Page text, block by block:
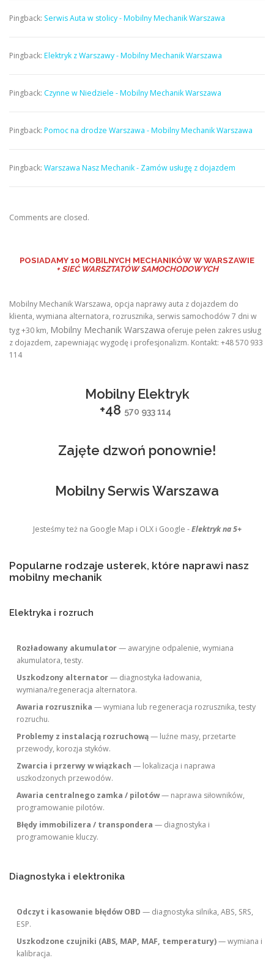
Pingback: Serwis Auta w stolicy - Mobilny Mechanik Warszawa
Pingback: Elektryk z Warszawy - Mobilny Mechanik Warszawa
Pingback: Czynne w Niedziele - Mobilny Mechanik Warszawa
Pingback: Pomoc na drodze Warszawa - Mobilny Mechanik Warszawa
Pingback: Warszawa Nasz Mechanik - Zamów usługę z dojazdem
Comments are closed.
POSIADAMY 10 MOBILNYCH MECHANIKÓW W WARSZAWIE
+ SIEĆ WARSZTATÓW SAMOCHODOWYCH
Mobilny Mechanik Warszawa, opcja naprawy auta z dojazdem do
klienta, wymiana alternatora, rozrusznika, serwis samochodów 7 dni w
tyg +30 km, Mobilny Mechanik Warszawa oferuje pełen zakres usług
z dojazdem, zapewniając wygodę i profesjonalizm. Kontakt: +48 570 933
114
Mobilny Elektryk
+48 570 933 114
Zajęte dzwoń ponownie!
Mobilny Serwis Warszawa
Jesteśmy też na Google Map i OLX i Google -Elektryk na 5+
Popularne rodzaje usterek, które naprawi nasz
mobilny mechanik
Elektryka i rozruch
Rozładowany akumulator— awaryjne odpalenie, wymiana
akumulatora, testy.
Uszkodzony alternator— diagnostyka ładowania,
wymiana/regeneracja alternatora.
Awaria rozrusznika — wymiana lub regeneracja rozrusznika, testy
rozruchu.
Problemy z instalacją rozruchową— luźne masy, przetarte
przewody, korozja styków.
Zwarcia i przerwy w wiązkach — lokalizacja i naprawa
uszkodzonych przewodów.
Awaria centralnego zamka / pilotów— naprawa siłowników,
programowanie pilotów.
Błędy immobilizera / transpondera — diagnostyka i
programowanie kluczy.
Diagnostyka i elektronika
Odczyt i kasowanie błędów OBD — diagnostyka silnika, ABS, SRS,
ESP.
Uszkodzone czujniki (ABS, MAP, MAF, temperatury)— wymiana i
kalibracja.